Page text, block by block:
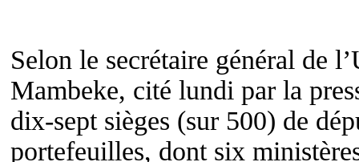
Selon le secrétaire général de
Mambeke, cité lundi par la
dix-sept sièges (sur 500) de
portefeuilles, dont six